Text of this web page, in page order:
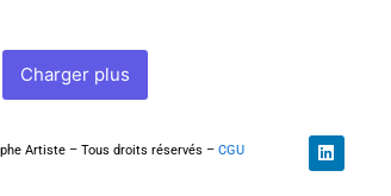
Charger plus
Artiste – Tous droits réservés –CGU L
i
n